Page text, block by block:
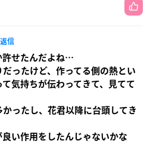
返信
許せたんだよね…
ったけど、作ってる側の熱とい
気持ちが伝わってきて、見てて
ったし、花君以降に台頭してき
い作用をしたんじゃないかな